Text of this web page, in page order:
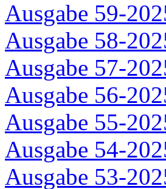
Ausgabe 59-
Ausgabe 58-
Ausgabe 57-
Ausgabe 56-
Ausgabe 55-
Ausgabe 54-
Ausgabe 53-